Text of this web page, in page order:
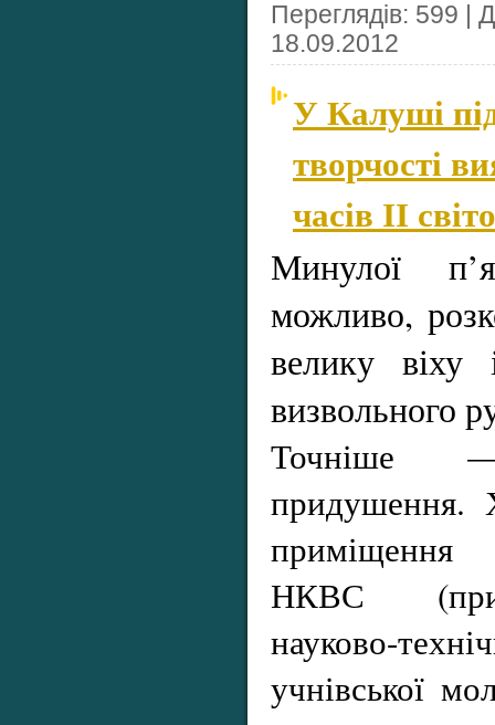
Переглядів: 599 |
18.09.2012
У Калуші
творчості
часів ІІ
Минулої
можливо,
велику віху
визвольного
Точніше
придушення.
НКВС
науково-
учнівської